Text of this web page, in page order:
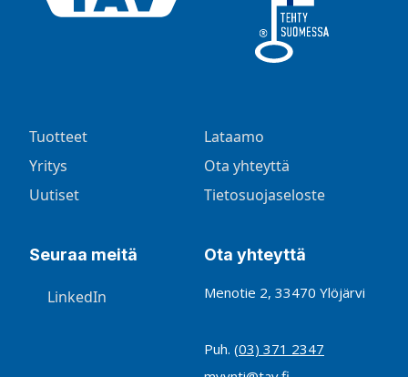
Tuotteet
Yritys
Uutiset
Lataamo
Ota yhteyttä
Tietosuojaseloste
Seuraa meitä
LinkedIn
Ota yhteyttä
Menotie 2, 33470 Ylöjärvi
Puh. (03) 371 2347